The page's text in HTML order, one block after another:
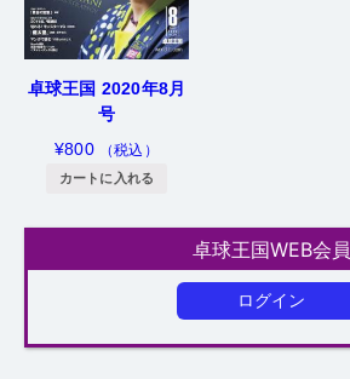
卓球王国 2020年8月
号
¥800 （税込）
カートに入れる
卓球王国WEB会員
ログイン